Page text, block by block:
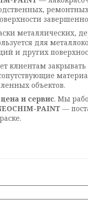
ремонтных
металлических,
для
и других
клиентам
объектов.
и сервис. Мы
PAINT —